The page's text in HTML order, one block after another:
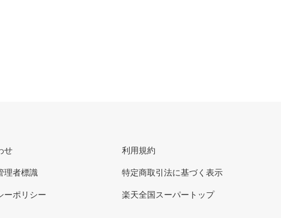
せ
理者標識
ーポリシー
利用規約
特定商取引法に基づく表示
楽天全国スーパートップ